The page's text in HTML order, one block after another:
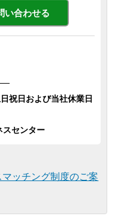
い合わせる
祝日および当社休業日
スセンター
ッチング制度のご案